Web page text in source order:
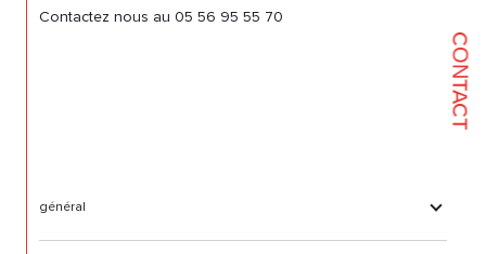
CONTACT
Contactez nous au 05 56 95 55 70
général